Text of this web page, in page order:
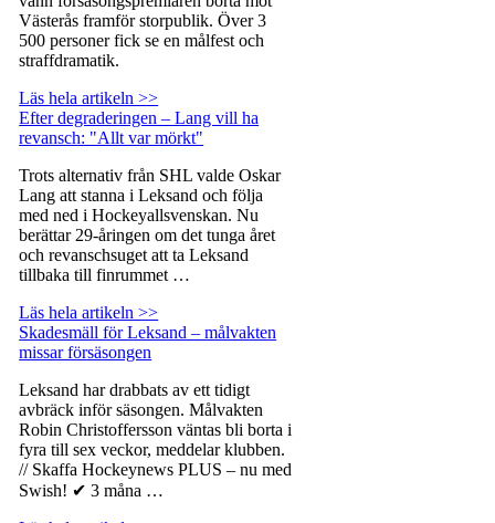
Västerås framför storpublik. Över 3
500 personer fick se en målfest och
straffdramatik.
Läs hela artikeln >>
Efter degraderingen – Lang vill ha
revansch: "Allt var mörkt"
Trots alternativ från SHL valde Oskar
Lang att stanna i Leksand och följa
med ned i Hockeyallsvenskan. Nu
berättar 29-åringen om det tunga året
och revanschsuget att ta Leksand
tillbaka till finrummet …
Läs hela artikeln >>
Skadesmäll för Leksand – målvakten
missar försäsongen
Leksand har drabbats av ett tidigt
avbräck inför säsongen. Målvakten
Robin Christoffersson väntas bli borta i
fyra till sex veckor, meddelar klubben.
// Skaffa Hockeynews PLUS – nu med
Swish! ✔ 3 måna …